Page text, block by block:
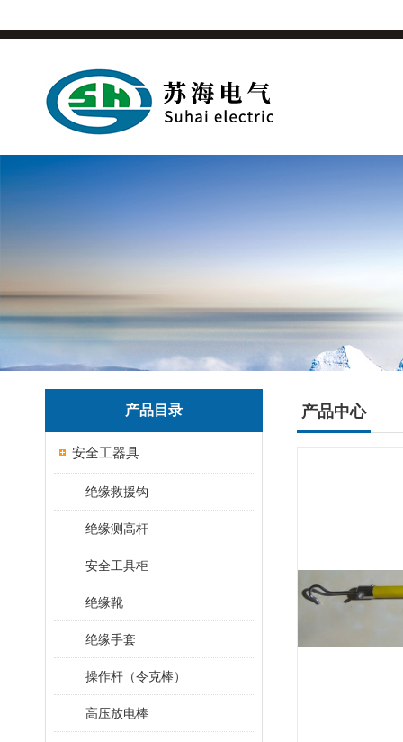
产品目录
安全工器具
绝缘救援钩
绝缘测高杆
安全工具柜
绝缘靴
绝缘手套
操作杆（令克棒）
高压放电棒
产品中心